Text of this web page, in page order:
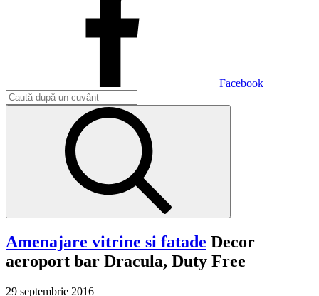
Facebook
Amenajare vitrine si fatade Decor
aeroport bar Dracula, Duty Free
29 septembrie 2016